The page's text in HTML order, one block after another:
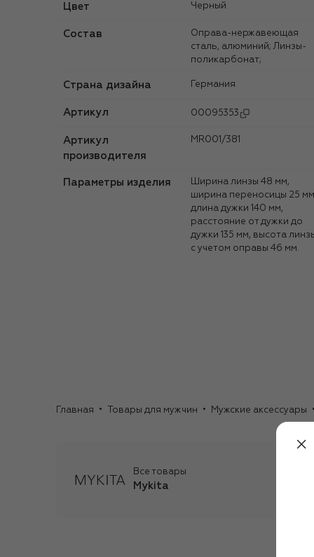
Цвет Черный
Состав
Оправа-нержавеющая
сталь, алюминий; Линзы-
поликарбонат;
Страна дизайна Германия
Артикул 00095353
Артикул
производителя
MR001/381
Параметры изделия
Ширина линзы 48 мм,
ширина переносицы 25
длина дужки 140 мм,
расстояние от дужки до
дужки 135 мм, высота
с учетом оправы 46 мм.
Главная Товары для мужчин Мужские аксессуары
Все товары
Mykita